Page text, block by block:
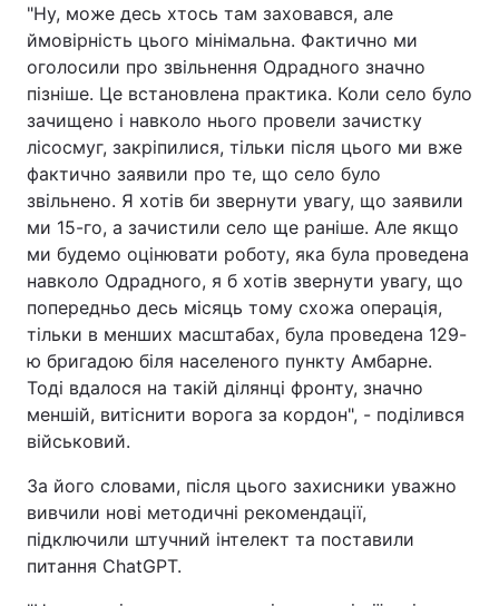
"Ну, може десь хтось там заховався, але
ймовірність цього мінімальна. Фактично ми
оголосили про звільнення Одрадного значно
пізніше. Це встановлена практика. Коли село було
зачищено і навколо нього провели зачистку
лісосмуг, закріпилися, тільки після цього ми вже
фактично заявили про те, що село було
звільнено. Я хотів би звернути увагу, що заявили
ми 15-го, а зачистили село ще раніше. Але якщо
ми будемо оцінювати роботу, яка була проведена
навколо Одрадного, я б хотів звернути увагу, що
попередньо десь місяць тому схожа операція,
тільки в менших масштабах, була проведена 129-
ю бригадою біля населеного пункту Амбарне.
Тоді вдалося на такій ділянці фронту, значно
меншій, витіснити ворога за кордон", - поділився
військовий.
За його словами, після цього захисники уважно
вивчили нові методичні рекомендації,
підключили штучний інтелект та поставили
питання ChatGPT.